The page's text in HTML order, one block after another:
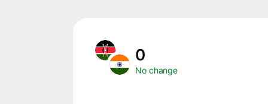
0
No change